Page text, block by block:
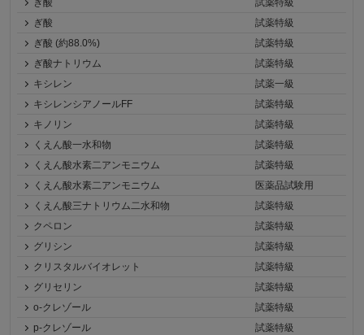
ぎ酸
試薬特級
ぎ酸
試薬特級
ぎ酸 (約88.0%)
試薬特級
ぎ酸ナトリウム
試薬特級
キシレン
試薬一級
キシレンシアノールFF
試薬特級
キノリン
試薬特級
くえん酸一水和物
試薬特級
くえん酸水素二アンモニウム
試薬特級
くえん酸水素二アンモニウム
医薬品試験用
くえん酸三ナトリウム二水和物
試薬特級
クペロン
試薬特級
グリシン
試薬特級
クリスタルバイオレット
試薬特級
グリセリン
試薬特級
o-クレゾール
試薬特級
p-クレゾール
試薬特級